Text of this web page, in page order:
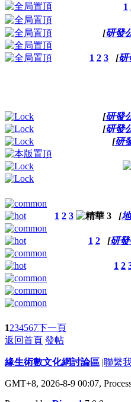
1
[研發
1 2 3 [研
[研發
[研發
[研
1 2 3 [
1 2 [研發
1 2
1234567下一頁
返回首頁 發帖
緣生術數文化網討論區 |聯繫
GMT+8, 2026-8-9 00:07,